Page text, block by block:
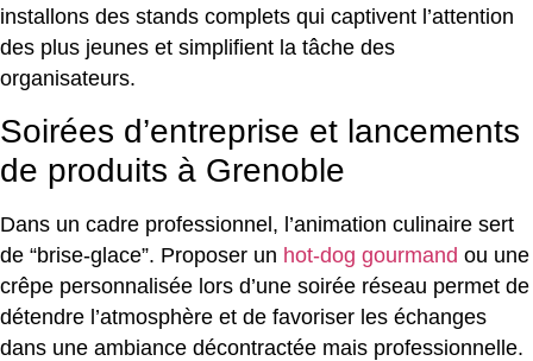
installons des stands complets qui captivent l’attention
des plus jeunes et simplifient la tâche des
organisateurs.
Soirées d’entreprise et lancements
de produits à Grenoble
Dans un cadre professionnel, l’animation culinaire sert
de “brise-glace”. Proposer un hot-dog gourmand ou une
crêpe personnalisée lors d’une soirée réseau permet de
détendre l’atmosphère et de favoriser les échanges
dans une ambiance décontractée mais professionnelle.